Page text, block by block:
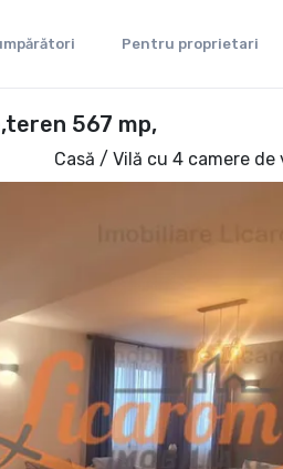
Pentru proprietari
567 mp,
Casă / Vilă cu 4 camere de